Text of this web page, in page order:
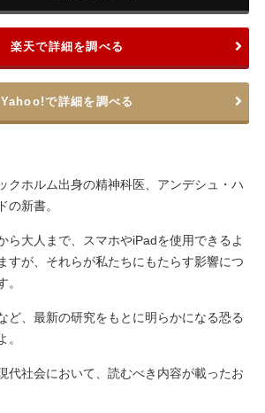
楽天で詳細を調べる
Yahoo!で詳細を調べる
クホルム出身の精神科医、アンデシュ・ハ
の新書。
ら大人まで、スマホやiPadを使用できるよ
すが、それらが私たちにもたらす影響につ
。
ど、最新の研究をもとに明らかになる恐る
。
代社会において、読むべき内容が載ったお